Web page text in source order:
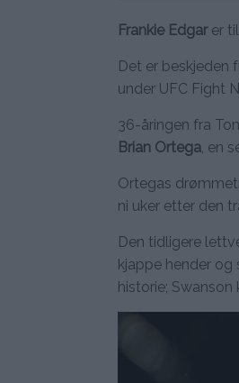
Frankie Edgarer
Det er beskjeden
under UFC Fight
36-åringen fra
Brian Ortega , en
Ortegas
ni uker etter den
Den tidligere
kjappe hender
historie;